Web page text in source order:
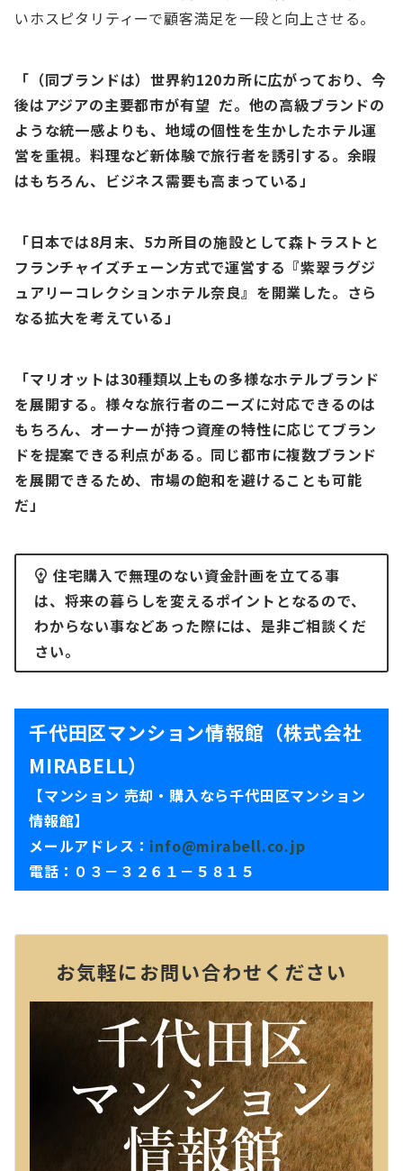
いホスピタリティーで顧客満⾜を⼀段と向上させる。
「（同ブランドは）世界約120カ所に広がっており、今
後はアジアの主要都市が有望 だ。他の⾼級ブランドの
ような統⼀感よりも、地域の個性を⽣かしたホテル運
営を重視。料理など新体験で旅⾏者を誘引する。余暇
はもちろん、ビジネス需要も⾼まっている」
「⽇本では8⽉末、5カ所⽬の施設として森トラストと
フランチャイズチェーン⽅式で運営する『紫翠ラグジ
ュアリーコレクションホテル奈良』を開業した。さら
なる拡⼤を考えている」
「マリオットは30種類以上もの多様なホテルブランド
を展開する。様々な旅⾏者のニーズに対応できるのは
もちろん、オーナーが持つ資産の特性に応じてブラン
ドを提案できる利点がある。同じ都市に複数ブランド
を展開できるため、市場の飽和を避けることも可能
だ」
住宅購入で無理のない資金計画を立てる事
は、将来の暮らしを変えるポイントとなるので、
わからない事などあった際には、是非ご相談くだ
さい。
千代田区マンション情報館（株式会社
MIRABELL）
【マンション 売却・購入なら千代田区マンション
情報館】
メールアドレス： info@mirabell.co.jp
電話：０３－３２６１－５８１５
お気軽にお問い合わせください